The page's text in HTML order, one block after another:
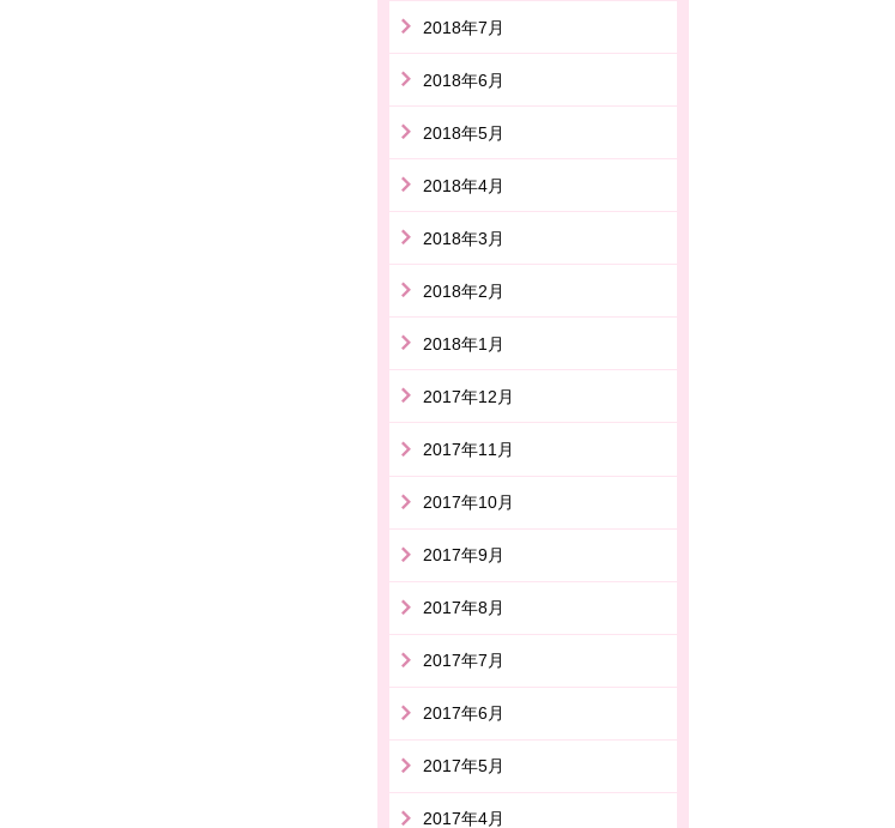
2018年7月
2018年6月
2018年5月
2018年4月
2018年3月
2018年2月
2018年1月
2017年12月
2017年11月
2017年10月
2017年9月
2017年8月
2017年7月
2017年6月
2017年5月
2017年4月